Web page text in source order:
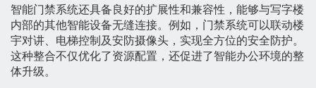
智能门禁系统还具备良好的扩展性和兼容性，能够与写字楼
内部的其他智能设备无缝连接。例如，门禁系统可以联动楼
宇对讲、电梯控制及安防摄像头，实现全方位的安全防护。
这种整合不仅优化了资源配置，还促进了智能办公环境的整
体升级。